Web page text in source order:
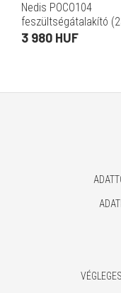
Nedis POCO104
feszültségátalakító
AC › 110V AC, 30W,
3 980 HUF